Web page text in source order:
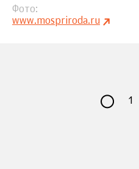
Фото
www.mospriroda.ru
1